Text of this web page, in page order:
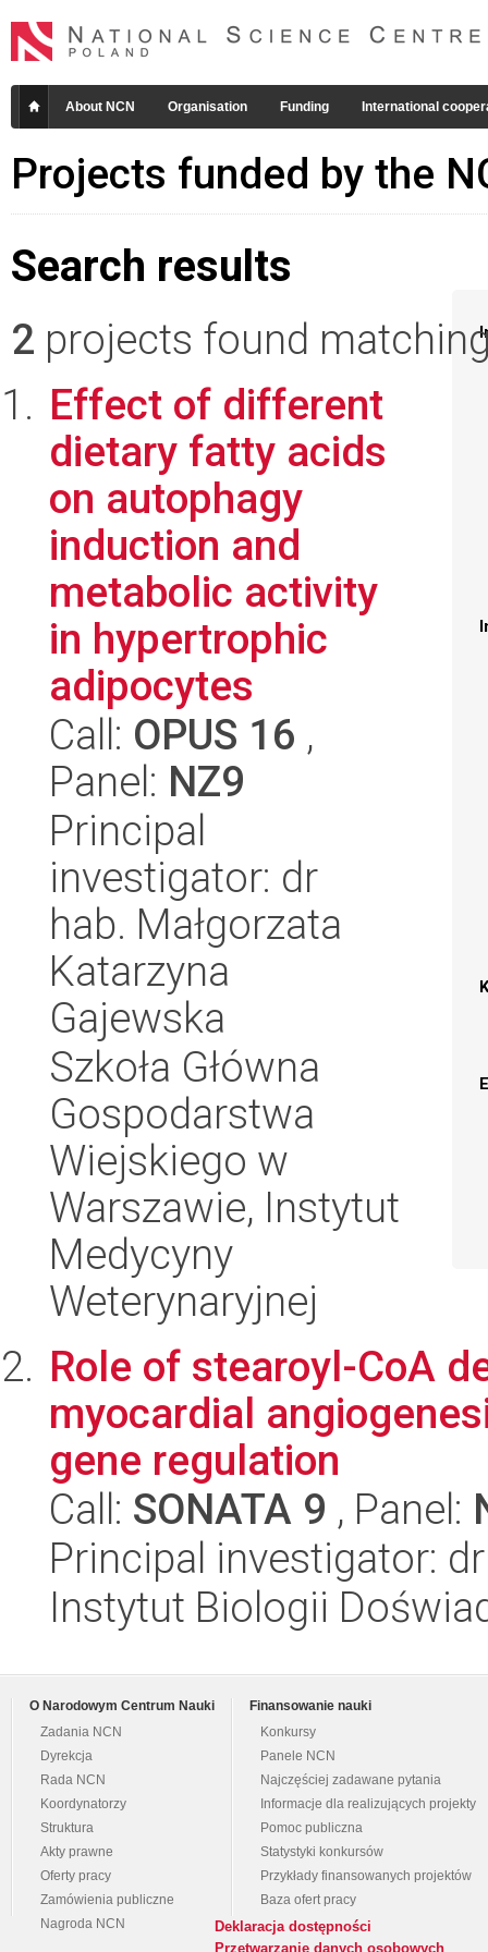
About NCN Organisation Funding International
Projects funded by the
Search results
2 projects found
Effect of different
dietary fatty acids
on autophagy
induction and
metabolic activity
in hypertrophic
adipocytes
Call: OPUS 16 ,
Panel: NZ9
Principal
investigator: dr
hab. Małgorzata
Katarzyna
Gajewska
Szkoła Główna
Gospodarstwa
Wiejskiego w
Warszawie, Instytut
Medycyny
Weterynaryjnej
Role of stearoyl-CoA
myocardial
gene regulation
Call: SONATA 9 , Panel:
Principal investigator:
Instytut Biologii
O Narodowym Centrum Nauki
Zadania NCN
Dyrekcja
Rada NCN
Koordynatorzy
Struktura
Akty prawne
Oferty pracy
Zamówienia publiczne
Nagroda NCN
Finansowanie nauki
Konkursy
Panele NCN
Najczęściej zadawane pytania
Informacje dla realizujących projekty
Pomoc publiczna
Statystyki konkursów
Przykłady finansowanych projektów
Baza ofert pracy
Deklaracja dostępności
Przetwarzanie danych osobowych